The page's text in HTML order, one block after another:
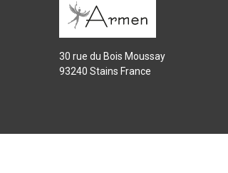
30 rue du Bois Moussay
93240 Stains France